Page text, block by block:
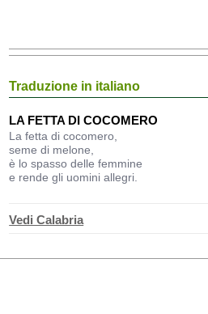
Traduzione in italiano
LA FETTA DI COCOMERO
La fetta di cocomero,
seme di melone,
è lo spasso delle femmine
e rende gli uomini allegri.
Vedi Calabria